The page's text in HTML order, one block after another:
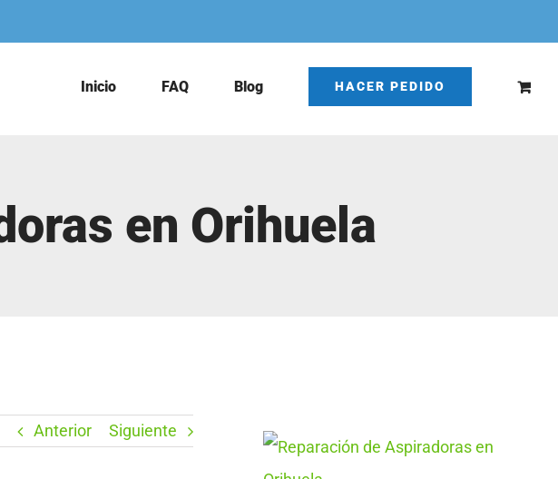
Inicio FAQ Blog HACER PEDIDO
en Orihuela
Anterior Siguiente